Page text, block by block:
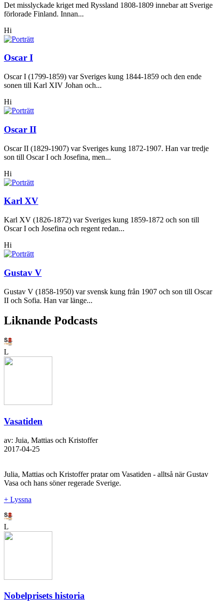
Det misslyckade kriget med Ryssland 1808-1809 innebar att Sverige
förlorade Finland. Innan...
Hi
Oscar I
Oscar I (1799-1859) var Sveriges kung 1844-1859 och den ende
sonen till Karl XIV Johan och...
Hi
Oscar II
Oscar II (1829-1907) var Sveriges kung 1872-1907. Han var tredje
son till Oscar I och Josefina, men...
Hi
Karl XV
Karl XV (1826-1872) var Sveriges kung 1859-1872 och son till
Oscar I och Josefina och regent redan...
Hi
Gustav V
Gustav V (1858-1950) var svensk kung från 1907 och son till Oscar
II och Sofia. Han var länge...
Liknande Podcasts
L
Vasatiden
av: Juia, Mattias och Kristoffer
2017-04-25
Julia, Mattias och Kristoffer pratar om Vasatiden - alltså när Gustav
Vasa och hans söner regerade Sverige.
+ Lyssna
L
Nobelprisets historia